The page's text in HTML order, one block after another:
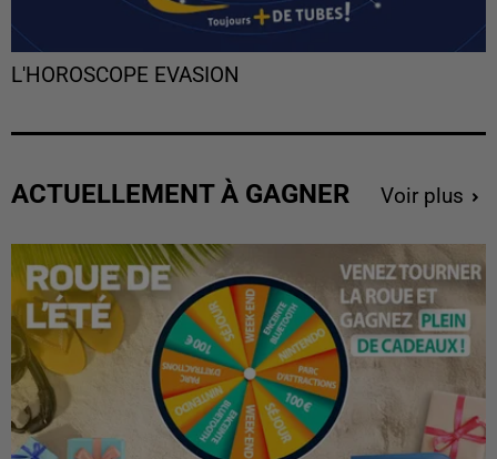
L'HOROSCOPE EVASION
ACTUELLEMENT À GAGNER Voir plus